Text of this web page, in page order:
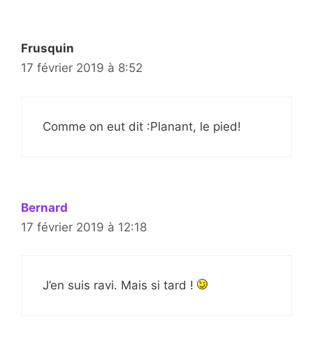
Frusquin
17 février 2019 à 8:52
Comme on eut dit :Planant, le pied!
Bernard
17 février 2019 à 12:18
J’en suis ravi. Mais si tard !